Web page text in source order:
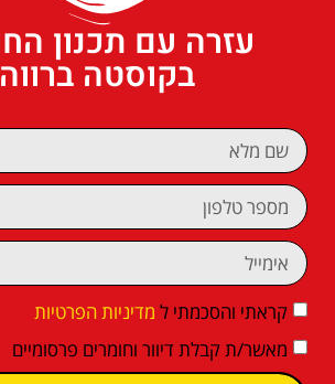
עזרה עם תכנון
בקוסטה
קראתי והסכמתי ל מדיניות הפרטיות
מאשר/ת קבלת דיוור וחומרים פרסומיים